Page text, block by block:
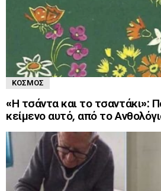
ΚΌΣΜΟΣ
«Η τσάντα και το τσαντάκι»:
κείμενο αυτό, από το